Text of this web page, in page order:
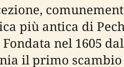
più antica di
nel 1605
il primo scambio